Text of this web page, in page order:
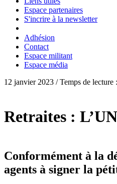
Espace partenaires
S'incrire à la newsletter
Adhésion
Contact
Espace militant
Espace média
12 janvier 2023 / Temps de lecture
Retraites :
Conformément à la
agents à signer la